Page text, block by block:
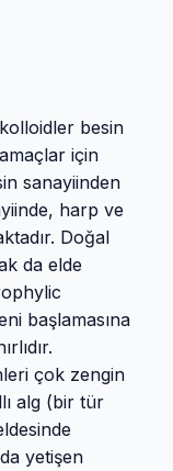
besin
için
sanayiinden
harp ve
Doğal
da elde
başlamasına
çok zengin
alg (bir tür
yetişen